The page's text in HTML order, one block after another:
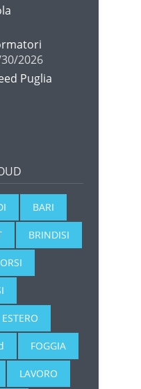
2026
Puglia
BARI
BRINDISI
ESTERO
FOGGIA
LAVORO